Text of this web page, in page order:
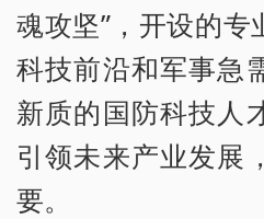
魂攻坚”，开设的
科技前沿和军事急
新质的国防科技人
引领未来产业发展
要。